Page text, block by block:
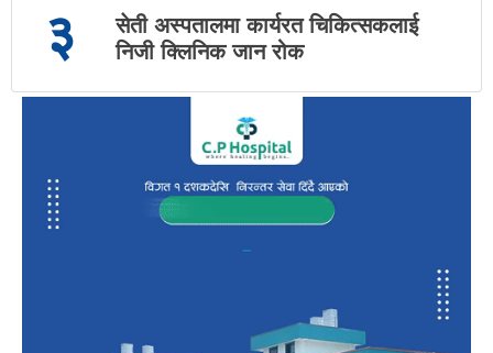
३
सेती अस्पतालमा कार्यरत चिकित्सकलाई
निजी क्लिनिक जान रोक